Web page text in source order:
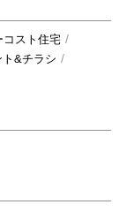
コスト住宅
ト&チラシ